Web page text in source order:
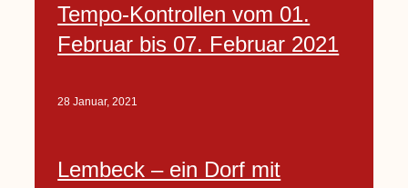
Tempo-Kontrollen vom 01.
Februar bis 07. Februar 2021
28 Januar, 2021
Lembeck – ein Dorf mit